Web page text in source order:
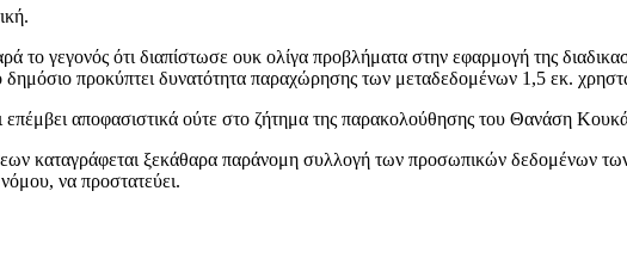
το γεγονός ότι διαπίστωσε ουκ ολίγα προβλήματα στην εφαρμογή της
δημόσιο προκύπτει δυνατότητα παραχώρησης των μεταδεδομένων 1,5 εκ.
αποφασιστικά ούτε στο ζήτημα της παρακολούθησης του Θανάση
καταγράφεται ξεκάθαρα παράνομη συλλογή των προσωπικών δεδομένων
να προστατεύει.